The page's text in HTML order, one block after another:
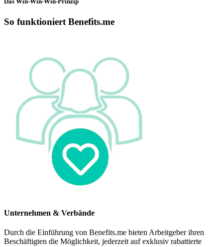
So funktioniert Benefits.me
Unternehmen & Verbände
Durch die Einführung von Benefits.me bieten Arbeitgeber ihren
Beschäftigten die Möglichkeit, jederzeit auf exklusiv rabattierte